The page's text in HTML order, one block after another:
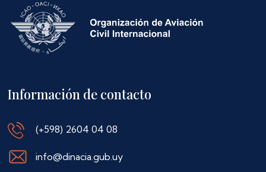
Información de contacto
(+598) 2604 04 08
info@dinacia.gub.uy